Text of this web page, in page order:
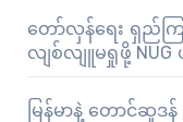
တော်လှန်ရေး ရှည်က
လျစ်လျူမရှုဖို့
မြန်မာနဲ့ တောင်ဆူ